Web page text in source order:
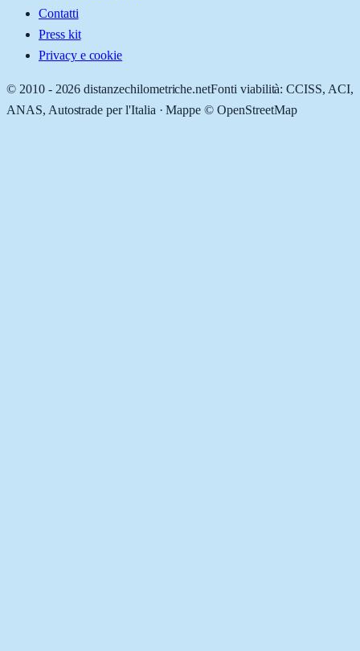
Contatti
Press kit
Privacy e cookie
© 2010 - 2026 distanzechilometriche.netFonti viabilità: CCISS, ACI,
ANAS, Autostrade per l'Italia · Mappe © OpenStreetMap